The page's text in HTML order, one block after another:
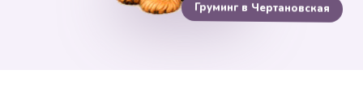
Груминг в Чертановская